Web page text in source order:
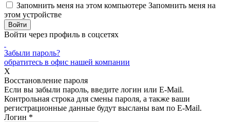
Запомнить меня на этом компьютере Запомнить меня на
этом устройстве
Войти через профиль в соцсетях
Забыли пароль?
обратитесь в офис нашей компании
X
Восстановление пароля
Если вы забыли пароль, введите логин или E-Mail.
Контрольная строка для смены пароля, а также ваши
регистрационные данные будут высланы вам по E-Mail.
Логин *